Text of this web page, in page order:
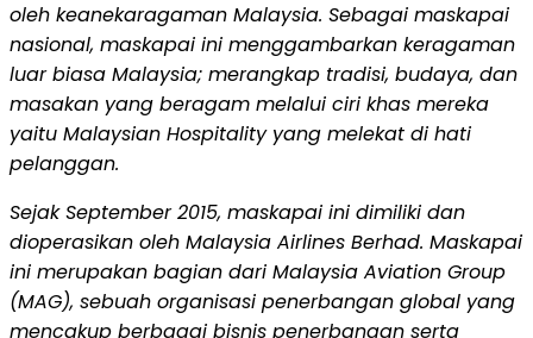
oleh keanekaragaman Malaysia. Sebagai maskapai
nasional, maskapai ini menggambarkan keragaman
luar biasa Malaysia; merangkap tradisi, budaya, dan
masakan yang beragam melalui ciri khas mereka
yaitu Malaysian Hospitality yang melekat di hati
pelanggan.
Sejak September 2015, maskapai ini dimiliki dan
dioperasikan oleh Malaysia Airlines Berhad. Maskapai
ini merupakan bagian dari Malaysia Aviation Group
(MAG), sebuah organisasi penerbangan global yang
mencakup berbagai bisnis penerbangan serta